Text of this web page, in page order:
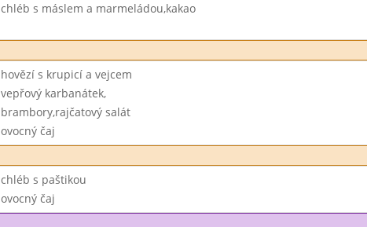
chléb s máslem a marmeládou,kakao
hovězí s krupicí a vejcem
vepřový karbanátek,
brambory,rajčatový salát
ovocný čaj
chléb s paštikou
ovocný čaj